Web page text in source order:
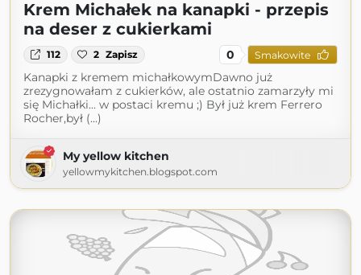
Krem Michałek na kanapki - przepis
na deser z cukierkami
112 2 Zapisz 0 Smakowite
Kanapki z kremem michałkowymDawno już
zrezygnowałam z cukierków, ale ostatnio zamarzyły mi
się Michałki... w postaci kremu ;) Był już krem Ferrero
Rocher,był (...)
My yellow kitchen
yellowmykitchen.blogspot.com